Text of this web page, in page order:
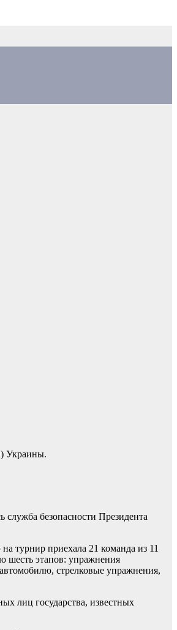
Украины.
служба безопасности Президента
турнир приехала 21 команда из 11
шесть этапов: упражнения
стрелковые упражнения,
лиц государства, известных